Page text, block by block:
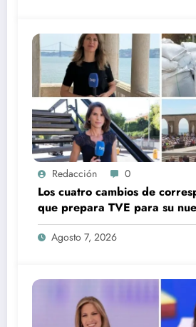
Redacción 0
Los cuatro cambios de
que prepara TVE para su
temporada
Agosto 7, 2026